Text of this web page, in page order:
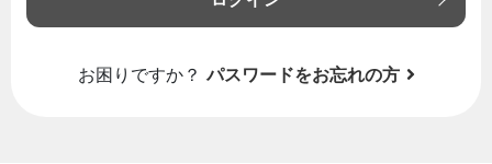
お困りですか？ パスワードをお忘れの方